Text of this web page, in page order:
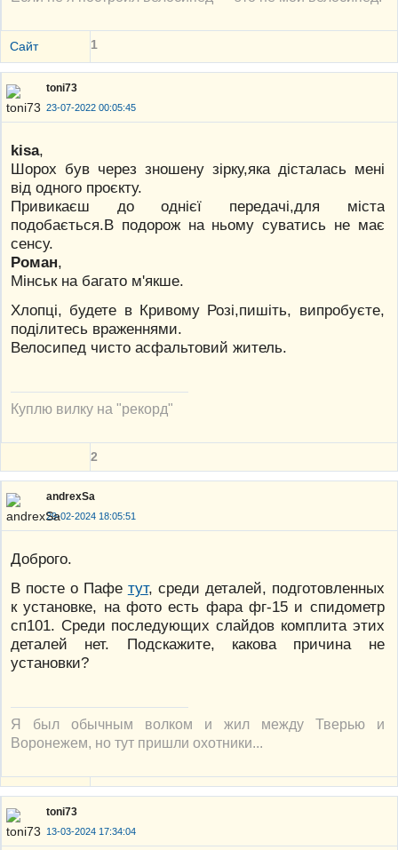
Сайт 1
toni73
23-07-2022 00:05:45
kisa,
Шорох був через зношену зірку,яка дісталась мені
від одного проєкту.
Привикаєш до однієї передачі,для міста
подобається.В подорож на ньому суватись не має
сенсу.
Роман,
Мінськ на багато м'якше.
Хлопці, будете в Кривому Розі,пишіть, випробуєте,
поділитесь враженнями.
Велосипед чисто асфальтовий житель.
Куплю вилку на "рекорд"
2
andrexSa
29-02-2024 18:05:51
Доброго.
В посте о Пафе тут, среди деталей, подготовленных
к установке, на фото есть фара фг-15 и спидометр
сп101. Среди последующих слайдов комплита этих
деталей нет. Подскажите, какова причина не
установки?
Я был обычным волком и жил между Тверью и
Воронежем, но тут пришли охотники...
toni73
13-03-2024 17:34:04